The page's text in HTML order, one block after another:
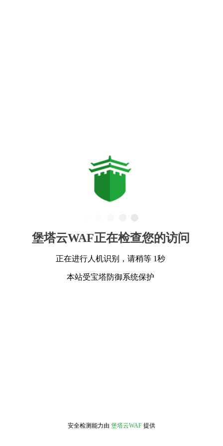
堡塔云WAF正在检查您的访问
正在进行人机识别，请稍等 1秒
本站受宝塔防御系统保护
安全检测能力由 堡塔云WAF 提供